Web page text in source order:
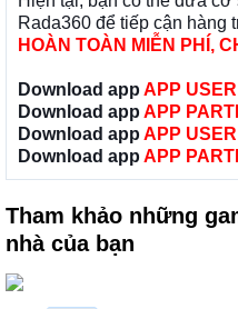
Rada360 để tiếp cận hàng
HOÀN TOÀN MIỄN PHÍ,
Download app APP
Download app APP
Download app APP
Download app APP
Tham khảo những
nhà của bạn